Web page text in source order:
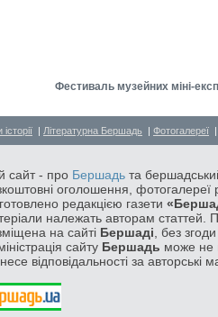
Фестиваль музейних міні-
| Літературна Бершадь | Фотогалереї
сайт - про Бершадь та
оголошення, фотогалереї
редакцією газети
належать авторам статтей.
на сайті Бершаді , без
сайту Бершадь може не
відповідальності за авторські